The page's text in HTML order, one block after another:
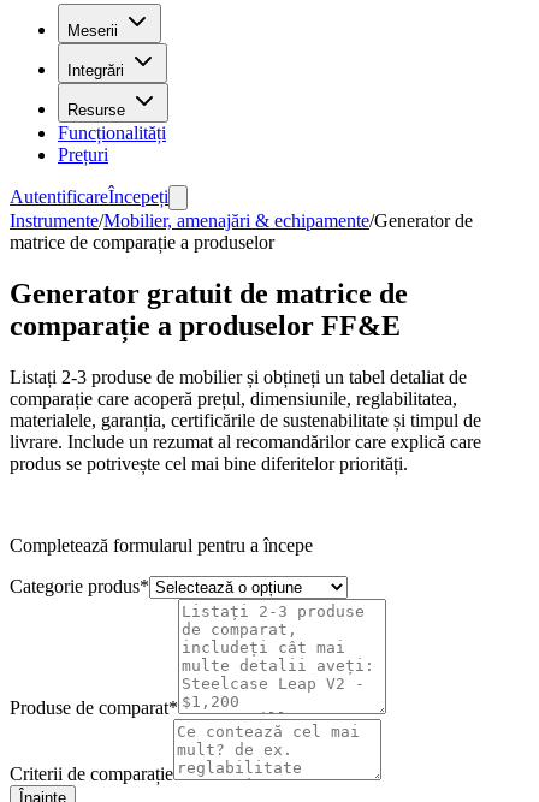
Meserii
Integrări
Resurse
Funcționalități
Prețuri
AutentificareÎncepeți
Instrumente/Mobilier, amenajări & echipamente/Generator de
matrice de comparație a produselor
Generator gratuit de matrice de
comparație a produselor FF&E
Listați 2-3 produse de mobilier și obțineți un tabel detaliat de
comparație care acoperă prețul, dimensiunile, reglabilitatea,
materialele, garanția, certificările de sustenabilitate și timpul de
livrare. Include un rezumat al recomandărilor care explică care
produs se potrivește cel mai bine diferitelor priorități.
Completează formularul pentru a începe
Categorie produs*
Produse de comparat*
Criterii de comparație
Înainte